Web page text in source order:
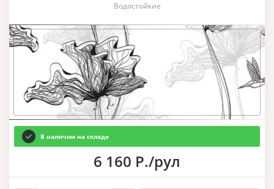
Водостойкие
В наличии на складе
6 160 Р./рул